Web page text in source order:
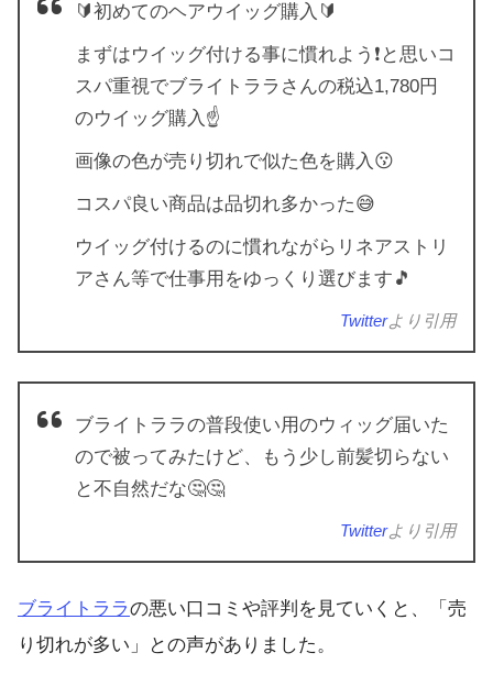
🔰初めてのヘアウイッグ購入🔰
まずはウイッグ付ける事に慣れよう❗と思いコ
スパ重視でブライトララさんの税込1,780円
のウイッグ購入☝️
画像の色が売り切れで似た色を購入😗
コスパ良い商品は品切れ多かった😅
ウイッグ付けるのに慣れながらリネアストリ
アさん等で仕事用をゆっくり選びます🎵
Twitterより引用
ブライトララの普段使い用のウィッグ届いた
ので被ってみたけど、もう少し前髪切らない
と不自然だな🤔🤔
Twitterより引用
ブライトララの悪い口コミや評判を見ていくと、「売
り切れが多い」との声がありました。